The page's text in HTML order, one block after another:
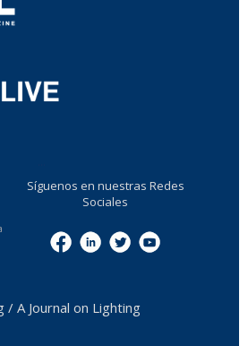
Síguenos en nuestras Redes
Sociales
A Journal on Lighting